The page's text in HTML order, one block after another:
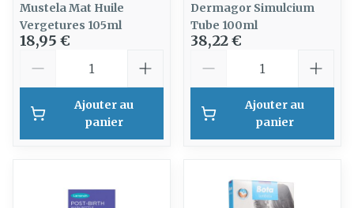
Mustela Mat Huile
Vergetures 105ml
18,95 €
Ajouter au
panier
Dermagor Simulcium
Tube 100ml
38,22 €
Ajouter au
panier